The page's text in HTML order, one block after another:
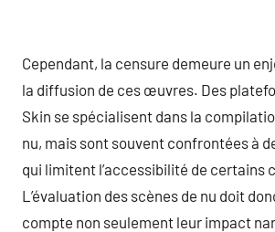
Cependant, la censure demeure un
la diffusion de ces œuvres. Des
Skin se spécialisent dans la
nu, mais sont souvent confrontées à
qui limitent l’accessibilité de certains
L’évaluation des scènes de nu doit
compte non seulement leur impact